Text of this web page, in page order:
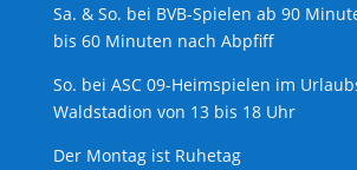
Sa. & So. bei BVB-Spielen ab 90
bis 60 Minuten nach Abpfiff
So. bei ASC 09-Heimspielen im
Waldstadion von 13 bis 18 Uhr
Der Montag ist Ruhetag